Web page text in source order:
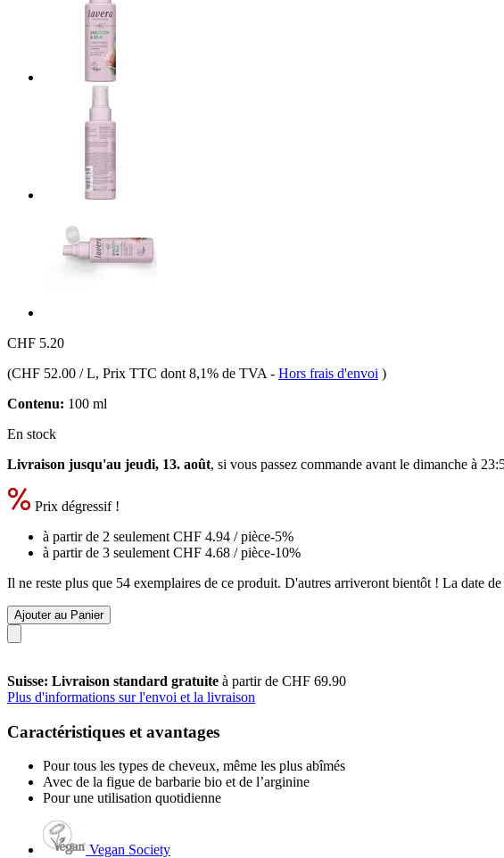
CHF 5.20
(CHF 52.00 / L, Prix TTC dont 8,1% de TVA - Hors frais d'envoi )
Contenu: 100 ml
En stock
Livraison jusqu'au jeudi, 13. août, si vous passez commande avant le dimanche à
Prix dégressif !
à partir de 2 seulement CHF 4.94 / pièce-5%
à partir de 3 seulement CHF 4.68 / pièce-10%
Il ne reste plus que 54 exemplaires de ce produit. D'autres arriveront bientôt ! La date
Ajouter au Panier
Suisse: Livraison standard gratuite à partir de CHF 69.90
Plus d'informations sur l'envoi et la livraison
Caractéristiques et avantages
Pour tous les types de cheveux, même les plus abîmés
Avec de la figue de barbarie bio et de l’arginine
Pour une utilisation quotidienne
Vegan Society